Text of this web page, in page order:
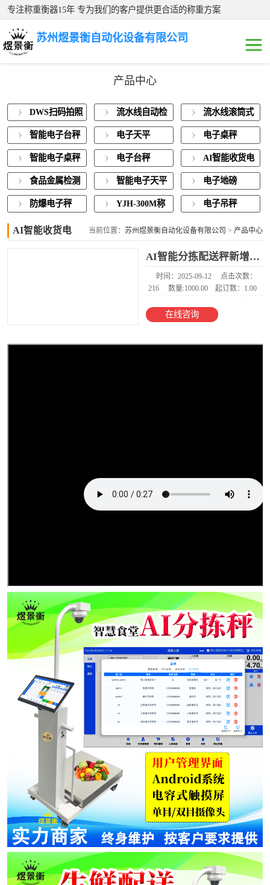
专注称重衡器15年 专为我们的客户提供更合适的称重方案
苏州煜景衡自动化设备有限公司
产品中心
DWS扫码拍照
称重一体机
流水线自动检
重秤
流水线滚筒式
电子秤
智能电子台秤 电子天平 电子桌秤
智能电子桌秤 电子台秤
AI智能收货电
子秤
食品金属检测
称重一体机
智能电子天平 电子地磅
防爆电子秤
YJH-300M称
电子吊秤
AI智能收货电
当前位置： 苏州煜景衡自动化设备有限公司 > 产品中心
AI智能分拣配送秤新增多个用户管理称重系统
时间：2025-09-12
点击次数：
216
数量:1000.00 起订数：1.00
在线咨询
重一体机
流水线自动检重
秤
流水线滚筒式电
子秤
智能电子台秤
电子天平
电子桌秤